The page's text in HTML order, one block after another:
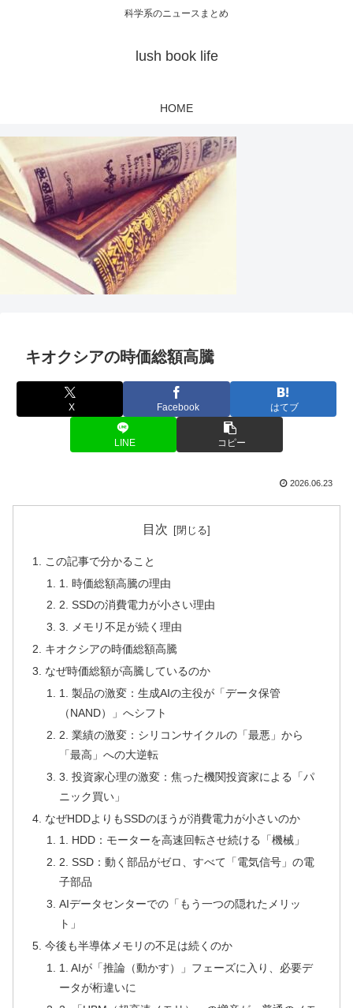
科学系のニュースまとめ
lush book life
HOME
キオクシアの時価総額高騰
X Facebook はてブ
LINE コピー
2026.06.23
目次
この記事で分かること
1. 時価総額高騰の理由
2. SSDの消費電力が小さい理由
3. メモリ不足が続く理由
キオクシアの時価総額高騰
なぜ時価総額が高騰しているのか
1. 製品の激変：生成AIの主役が「データ保管
（NAND）」へシフト
2. 業績の激変：シリコンサイクルの「最悪」から
「最高」への大逆転
3. 投資家心理の激変：焦った機関投資家による「パ
ニック買い」
なぜHDDよりもSSDのほうが消費電力が小さいのか
1. HDD：モーターを高速回転させ続ける「機械」
2. SSD：動く部品がゼロ、すべて「電気信号」の電
子部品
AIデータセンターでの「もう一つの隠れたメリッ
ト」
今後も半導体メモリの不足は続くのか
1. AIが「推論（動かす）」フェーズに入り、必要デ
ータが桁違いに